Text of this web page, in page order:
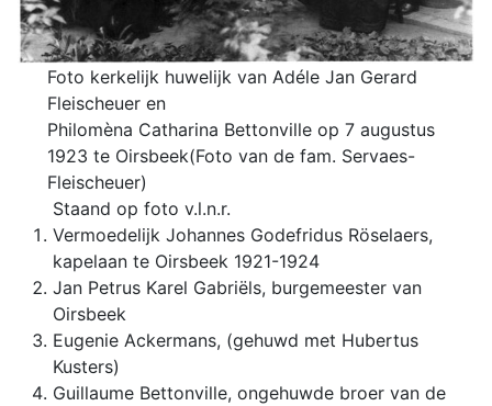
Foto kerkelijk huwelijk van Adéle Jan Gerard
Fleischeuer en
Philomèna Catharina Bettonville op 7 augustus
1923 te Oirsbeek(Foto van de fam. Servaes-
Fleischeuer)
Staand op foto v.l.n.r.
Vermoedelijk Johannes Godefridus Röselaers,
kapelaan te Oirsbeek 1921-1924
Jan Petrus Karel Gabriëls, burgemeester van
Oirsbeek
Eugenie Ackermans, (gehuwd met Hubertus
Kusters)
Guillaume Bettonville, ongehuwde broer van de